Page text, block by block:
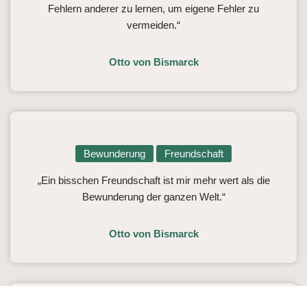
Fehlern anderer zu lernen, um eigene Fehler zu
vermeiden.“
Otto von Bismarck
Bewunderung Freundschaft
„Ein bisschen Freundschaft ist mir mehr wert als die
Bewunderung der ganzen Welt.“
Otto von Bismarck